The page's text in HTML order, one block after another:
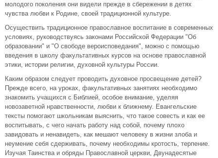
молодого поколения они видели прежде в сбережении в детях
чувства любви к Родине, своей традиционной культуре.
Осуществить традиционное православное воспитание в современных
условиях, руководствуясь законами Российской Федерации "Об
образовании" и "О свободе вероисповедания", можно с помощью
введения в школу факультативных курсов на основе православной
этики, истории религии, духовной культуры России.
Каким образом следует проводить духовное просвещение детей?
Прежде всего, на уроках, факультативных занятиях необходимо
знакомить учащихся с Библией, особое внимание, уделяя
новозаветной нравственности, любви к ближнему. Евангельские
тексты помогают школьникам выяснить, что такое совесть и как ее
воспитывать, с чего начать работу над собой, почему плохо
завидовать и ненавидеть, как мешают человеку в жизни злоба и
неумение себя сдерживать, почему необходимы кротость, терпение.
Изучая Таинства и обряды Православной церкви, Двунадесятые